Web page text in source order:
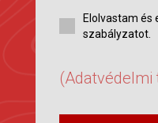
Elolvastam
szabályzatot.
(Adatvédelmi